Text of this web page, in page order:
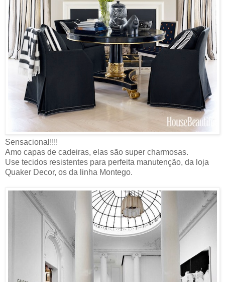
Sensacional!!!!
Amo capas de cadeiras, elas são super charmosas.
Use tecidos resistentes para perfeita manutenção, da loja
Quaker Decor, os da linha Montego.